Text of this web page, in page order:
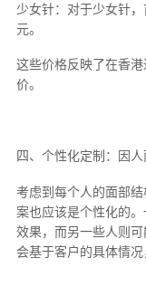
少女针：对于少女针
元。
这些价格反映了在香
价。
四、个性化定制：因
考虑到每个人的面部
案也应该是个性化的
效果，而另一些人则
会基于客户的具体情况